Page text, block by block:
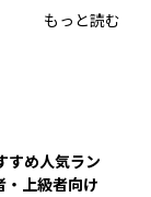
もっと読む
すめ人気ラン
・上級者向け